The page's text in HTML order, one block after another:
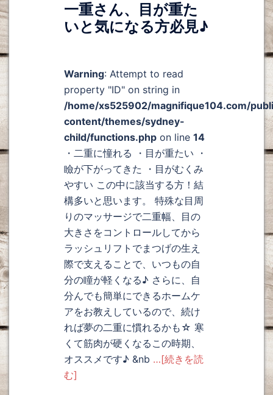
一重さん、目が重た
いと気になる方必見♪
Warning: Attempt to read
property "ID" on string in
/home/xs525902/magnifique104.com/
content/themes/sydney-
child/functions.phpon line 14
・二重に憧れる ・目が重たい ・
瞼が下がってきた ・目がむくみ
やすい この中に該当する方！結
構多いと思います。 特殊な目周
りのマッサージで二重幅、目の
大きさをコントロールしてから
ラッシュリフトでまつげの生え
際で支えることで、いつもの自
分の瞳が軽くなる♪ さらに、自
分んでも簡単にできるホームケ
アをお教えしているので、続け
れば夢の二重に慣れるかも☆ 寒
くて筋肉が硬くなるこの時期、
オススメです♪ &nb …[続きを読
む]